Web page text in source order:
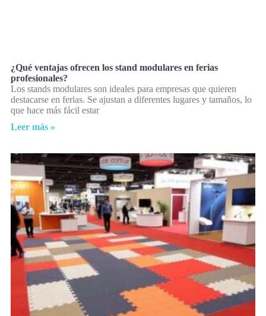
¿Qué ventajas ofrecen los stand modulares en ferias
profesionales?
Los stands modulares son ideales para empresas que quieren
destacarse en ferias. Se ajustan a diferentes lugares y tamaños, lo
que hace más fácil estar
Leer más »